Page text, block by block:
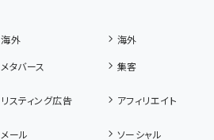
海外
海外
メタバース
集客
リスティング広告 アフィリエイト
メール ソーシャル